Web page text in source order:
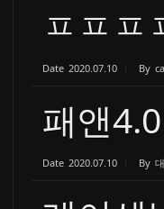
ㅍㅍㅍ
Date 2020.07.10 By
패앤
Date 2020.07.10 By